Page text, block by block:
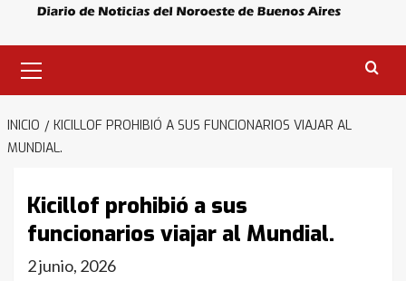
primario
INICIO
KICILLOF PROHIBIÓ A SUS FUNCIONARIOS VIAJAR AL
MUNDIAL.
Kicillof prohibió a sus
funcionarios viajar al Mundial.
2 junio, 2026